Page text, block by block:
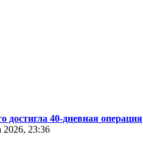
достигла 40-дневная операция
2026, 23:36